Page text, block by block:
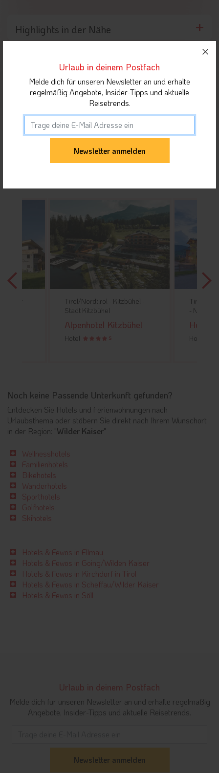
Highlights in der Nähe
Orte in Wilder Kaiser
folgende Unterkünfte interessiert
Tirol/Nordtirol - Kitzbühel -
Stadt Kitzbühel
Alpenhotel Kitzbühel
Hotel S
Tirol/
-
Hotel
Hotel
Noch keine Passende Unterkunft gefunden?
Entdecken Sie Hotels und Ferienwohnungen nach
Urlaubsthema oder stöbern Sie direkt nach Ihrem Wunschort
in der Region: "Wilder Kaiser"
Wellnesshotels
Familienhotels
Bikehotels
Wanderhotels
Sporthotels
Golfhotels
Skihotels
Hotels & Fewos in Ellmau
Hotels & Fewos in Going/Wilden Kaiser
Hotels & Fewos in Kirchdorf in Tirol
Hotels & Fewos in Scheffau/Wilder Kaiser
Hotels & Fewos in Söll
Urlaub in deinem Postfach
Melde dich für unseren Newsletter an und erhalte regelmäßig
Angebote, Insider-Tipps und aktuelle Reisetrends.
Urlaub in deinem Postfach
Melde dich für unseren Newsletter an und erhalte
regelmäßig Angebote, Insider-Tipps und aktuelle
Reisetrends.